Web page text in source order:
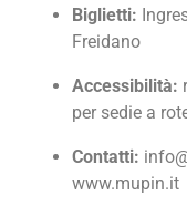
Biglietti:
Freidano
Accessibilità:
per sedie a
Contatti:
www.mupin.it